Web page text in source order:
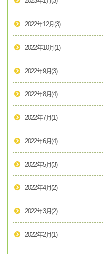
2022年12月 (3)
2022年10月 (1)
2022年9月 (3)
2022年8月 (4)
2022年7月 (1)
2022年6月 (4)
2022年5月 (3)
2022年4月 (2)
2022年3月 (2)
2022年2月 (1)